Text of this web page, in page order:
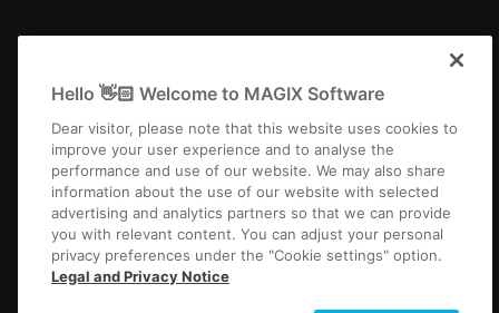
International
ImpressumAGBGewinnspiel AGBDatenschutzCookie-Einstellungen
EULAZahlung / Versand
Hello 👋🏻 Welcome to MAGIX Software
Dear visitor, please note that this website uses cookies to
improve your user experience and to analyse the
performance and use of our website. We may also share
information about the use of our website with selected
advertising and analytics partners so that we can provide
you with relevant content. You can adjust your personal
privacy preferences under the "Cookie settings" option.
Legal and Privacy Notice